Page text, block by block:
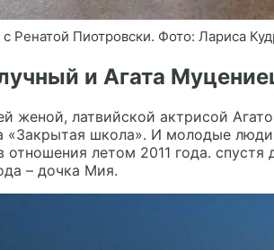
Ренатой Пиотровски. Фото: Лариса
и Агата
женой, латвийской актрисой
«Закрытая школа». И молодые
отношения летом 2011 года.
– дочка Мия.